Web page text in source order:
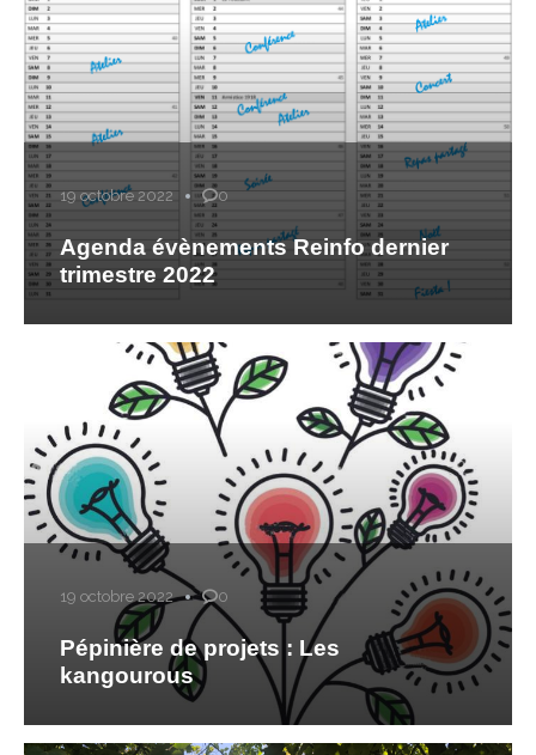
19 octobre 2022 0
Agenda évènements Reinfo dernier
trimestre 2022
19 octobre 2022 0
Pépinière de projets : Les
kangourous